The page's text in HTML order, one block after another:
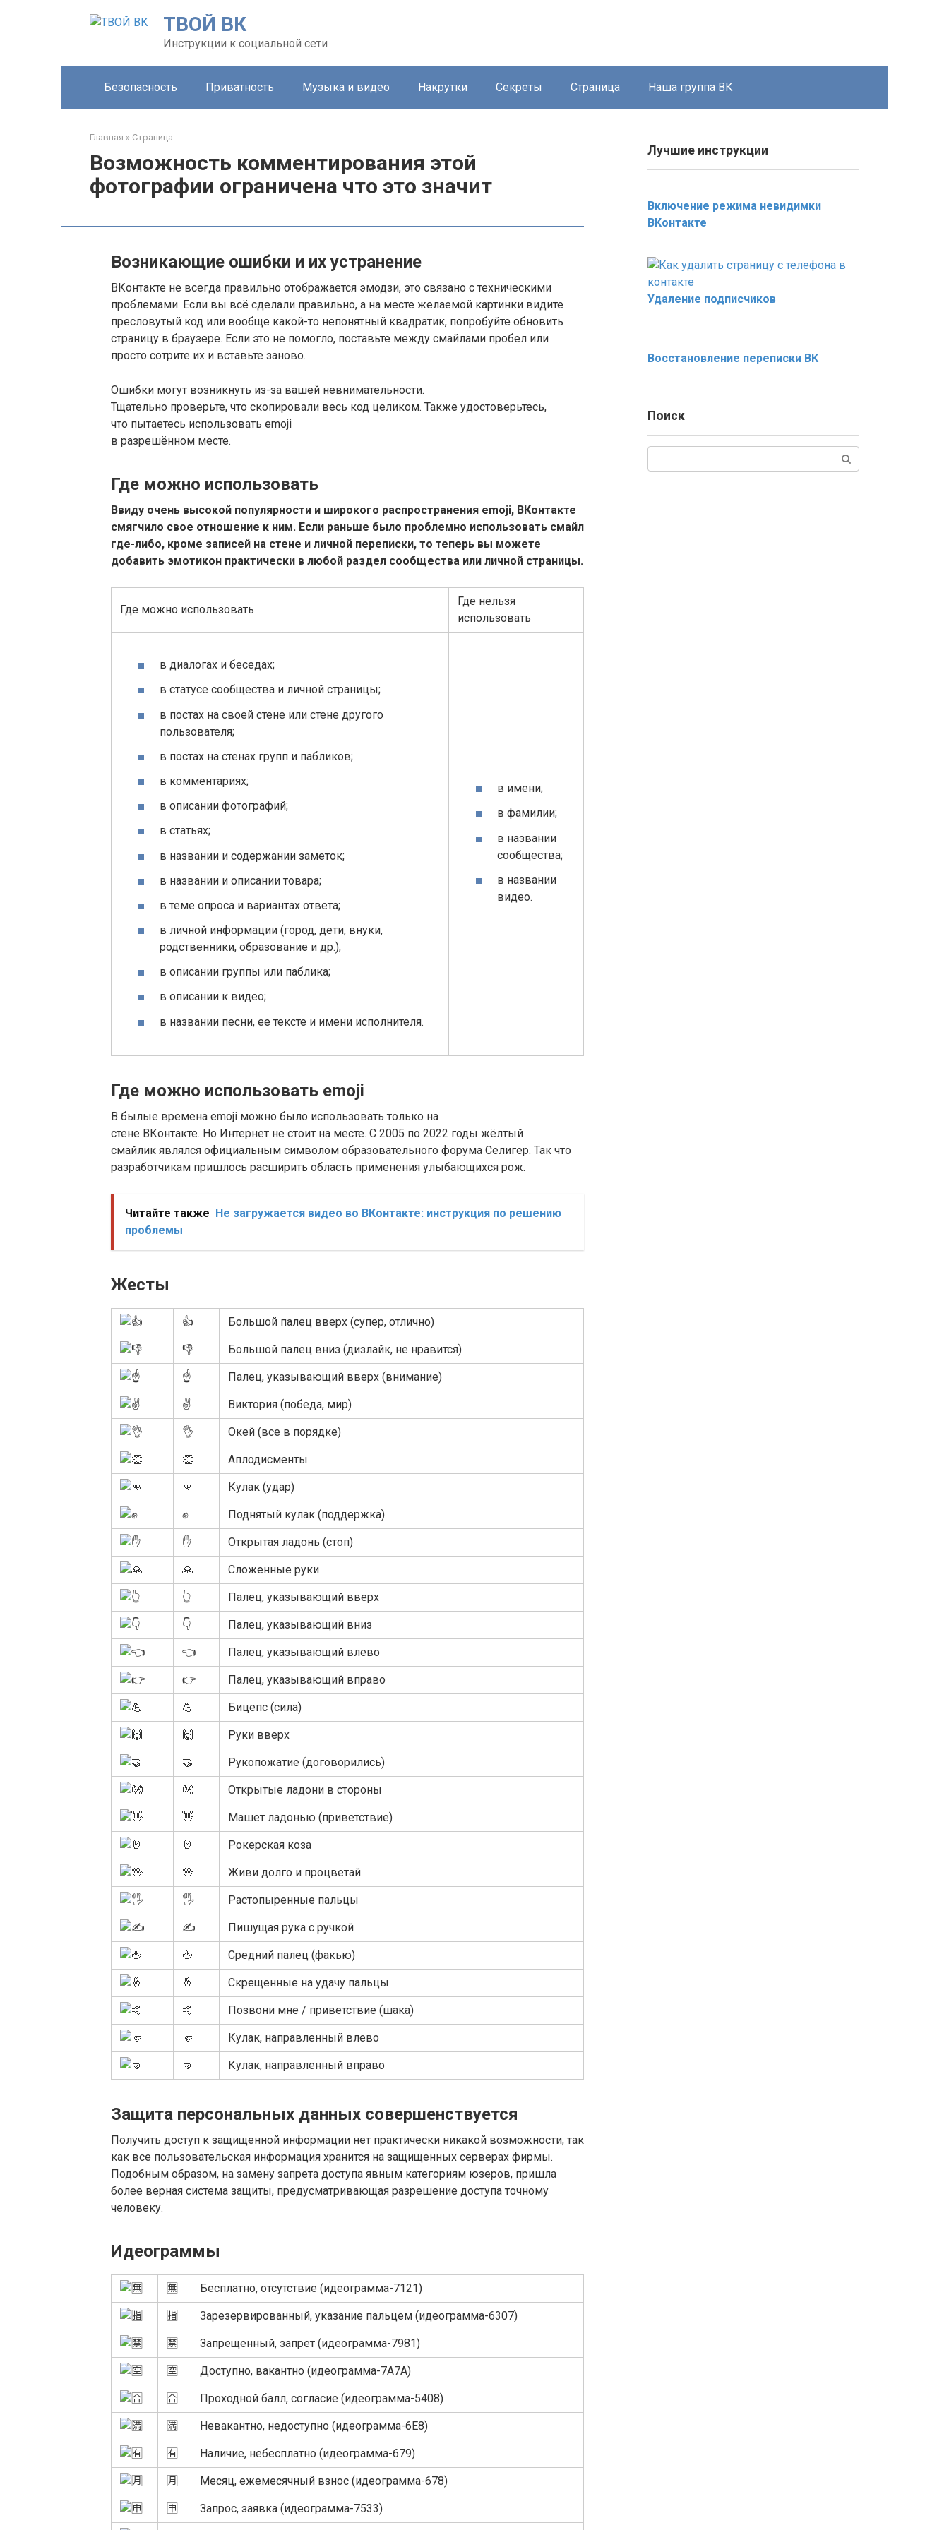
ТВОЙ ВК
Инструкции к социальной сети
Безопасность Приватность Музыка и видео Накрутки Секреты Страница Наша группа ВК
Главная » Страница
Возможность комментирования этой
фотографии ограничена что это значит
Возникающие ошибки и их устранение
ВКонтакте не всегда правильно отображается эмодзи, это связано с техническими
проблемами. Если вы всё сделали правильно, а на месте желаемой картинки видите
пресловутый код или вообще какой-то непонятный квадратик, попробуйте обновить
страницу в браузере. Если это не помогло, поставьте между смайлами пробел или
просто сотрите их и вставьте заново.
Ошибки могут возникнуть из-за вашей невнимательности.
Тщательно проверьте, что скопировали весь код целиком. Также удостоверьтесь,
что пытаетесь использовать emoji
в разрешённом месте.
Где можно использовать
Ввиду очень высокой популярности и широкого распространения emoji, ВКонтакте
смягчило свое отношение к ним. Если раньше было проблемно использовать смайл
где-либо, кроме записей на стене и личной переписки, то теперь вы можете
добавить эмотикон практически в любой раздел сообщества или личной страницы.
Где можно использовать
Где нельзя
использовать
в диалогах и беседах;
в статусе сообщества и личной страницы;
в постах на своей стене или стене другого
пользователя;
в постах на стенах групп и пабликов;
в комментариях;
в описании фотографий;
в статьях;
в названии и содержании заметок;
в названии и описании товара;
в теме опроса и вариантах ответа;
в личной информации (город, дети, внуки,
родственники, образование и др.);
в описании группы или паблика;
в описании к видео;
в названии песни, ее тексте и имени исполнителя.
в имени;
в фамилии;
в названии
сообщества;
в названии
видео.
Где можно использовать emoji
В былые времена emoji можно было использовать только на
стене ВКонтакте. Но Интернет не стоит на месте. С 2005 по 2022 годы жёлтый
смайлик являлся официальным символом образовательного форума Селигер. Так что
разработчикам пришлось расширить область применения улыбающихся рож.
Читайте также Не загружается видео во ВКонтакте: инструкция по решению
проблемы
Жесты
👍 Большой палец вверх (супер, отлично)
👎 Большой палец вниз (дизлайк, не нравится)
☝ Палец, указывающий вверх (внимание)
✌ Виктория (победа, мир)
👌 Окей (все в порядке)
👏 Аплодисменты
👊 Кулак (удар)
✊ Поднятый кулак (поддержка)
✋ Открытая ладонь (стоп)
🙏 Сложенные руки
👆 Палец, указывающий вверх
👇 Палец, указывающий вниз
👈 Палец, указывающий влево
👉 Палец, указывающий вправо
💪 Бицепс (сила)
🙌 Руки вверх
🤝 Рукопожатие (договорились)
👐 Открытые ладони в стороны
👋 Машет ладонью (приветствие)
🤘 Рокерская коза
🖖 Живи долго и процветай
🖐 Растопыренные пальцы
✍ Пишущая рука с ручкой
🖕 Средний палец (факью)
🤞 Скрещенные на удачу пальцы
🤙 Позвони мне / приветствие (шака)
🤛 Кулак, направленный влево
🤜 Кулак, направленный вправо
Защита персональных данных совершенствуется
Получить доступ к защищенной информации нет практически никакой возможности, так
как все пользовательская информация хранится на защищенных серверах фирмы.
Подобным образом, на замену запрета доступа явным категориям юзеров, пришла
более верная система защиты, предусматривающая разрешение доступа точному
человеку.
Идеограммы
🈚 Бесплатно, отсутствие (идеограмма-7121)
🈯 Зарезервированный, указание пальцем (идеограмма-6307)
🈲 Запрещенный, запрет (идеограмма-7981)
🈳 Доступно, вакантно (идеограмма-7А7А)
🈴 Проходной балл, согласие (идеограмма-5408)
🈵 Невакантно, недоступно (идеограмма-6Е8)
🈶 Наличие, небесплатно (идеограмма-679)
🈷 Месяц, ежемесячный взнос (идеограмма-678)
🈸 Запрос, заявка (идеограмма-7533)
Лучшие инструкции
Включение режима невидимки
ВКонтакте
Удаление подписчиков
Восстановление переписки ВК
Поиск